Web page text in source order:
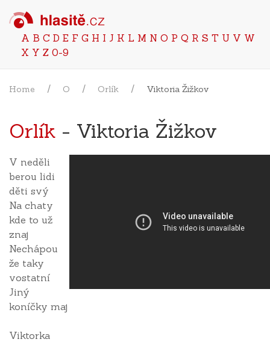
A B C D E F G H I J K L M N O P Q R S T U V W
X Y Z 0-9
Home O Orlík Viktoria Žižkov
Orlík - Viktoria Žižkov
V neděli
berou lidi
děti svý
Na chaty
kde to už
znaj
Nechápou
že taky
vostatní
Jiný
koníčky maj
Viktorka